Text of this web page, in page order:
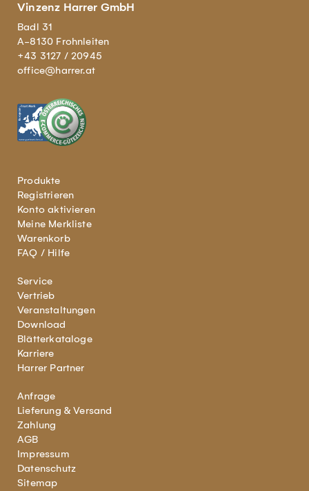
Vinzenz Harrer GmbH
Badl 31
A-8130 Frohnleiten
+43 3127 / 20945
office@harrer.at
Produkte
Registrieren
Konto aktivieren
Meine Merkliste
Warenkorb
FAQ / Hilfe
Service
Vertrieb
Veranstaltungen
Download
Blätterkataloge
Karriere
Harrer Partner
Anfrage
Lieferung & Versand
Zahlung
AGB
Impressum
Datenschutz
Sitemap